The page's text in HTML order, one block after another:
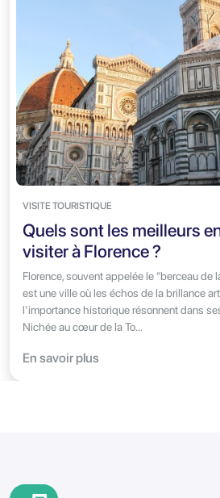
VISITE TOURISTIQUE
Quels sont les meilleurs
visiter à Florence ?
Florence, souvent appelée le “berceau de
est une ville où les échos de la brillance
l'importance historique résonnent dans
Nichée au cœur de la To...
En savoir plus